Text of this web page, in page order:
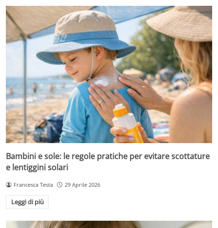
Bambini e sole: le regole pratiche per evitare scottature
e lentiggini solari
Francesca Testa 29 Aprile 2026
Leggi di più